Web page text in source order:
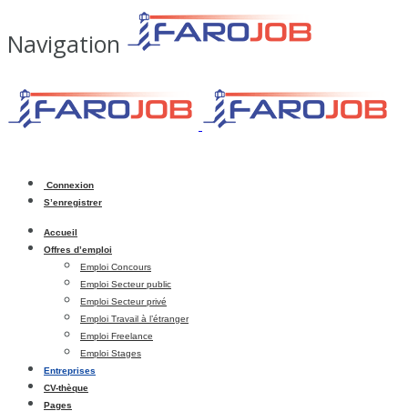
Navigation
Connexion
S’enregistrer
Accueil
Offres d’emploi
Emploi Concours
Emploi Secteur public
Emploi Secteur privé
Emploi Travail à l’étranger
Emploi Freelance
Emploi Stages
Entreprises
CV-thèque
Pages